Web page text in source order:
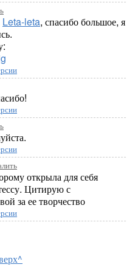
Leta-leta, спасибо большое, я
открыла для себя
Цитирую с
за ее творчество